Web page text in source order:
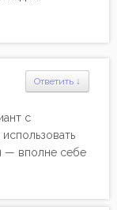
Ответить ↓
с
— вполне себе